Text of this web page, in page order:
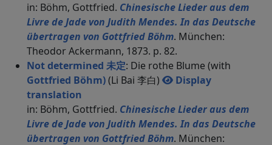
in: Böhm, Gottfried. Chinesische Lieder aus dem
Livre de Jade von Judith Mendes. In das Deutsche
übertragen von Gottfried Böhm. München:
Theodor Ackermann, 1873. p. 82.
Not determined 未定: Die rothe Blume (with
Gottfried Böhm)(Li Bai 李白)
Display
translation
in: Böhm, Gottfried. Chinesische Lieder aus dem
Livre de Jade von Judith Mendes. In das Deutsche
übertragen von Gottfried Böhm. München: